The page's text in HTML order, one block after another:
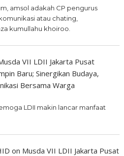
amsol adakah CP pengurus
atau chating,
kumullahu khoiroo.
VII LDII Jakarta Pusat
Baru; Sinergikan Budaya,
Bersama Warga
LDII makin lancar manfaat
on Musda VII LDII Jakarta Pusat